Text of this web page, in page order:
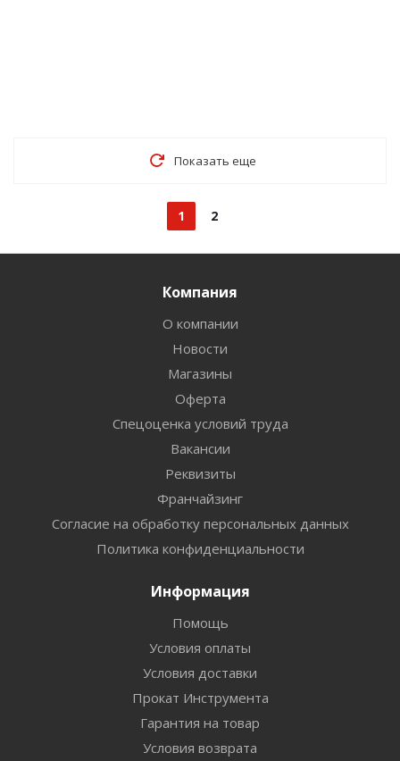
Показать еще
1 2
Компания
О компании
Новости
Магазины
Оферта
Спецоценка условий труда
Вакансии
Реквизиты
Франчайзинг
Согласие на обработку персональных данных
Политика конфиденциальности
Информация
Помощь
Условия оплаты
Условия доставки
Прокат Инструмента
Гарантия на товар
Условия возврата